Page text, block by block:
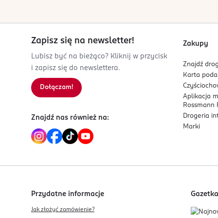
Zapisz się na newsletter!
Lubisz być na bieżąco? Kliknij w przycisk
i zapisz się do newslettera.
Dołączam!
Znajdź nas również na:
Zakupy
Znajdź
Karta
Aplikacja
Rossmann
Drogeria
Marki
Przydatne informacje
Jak złożyć zamówienie?
Gazetka